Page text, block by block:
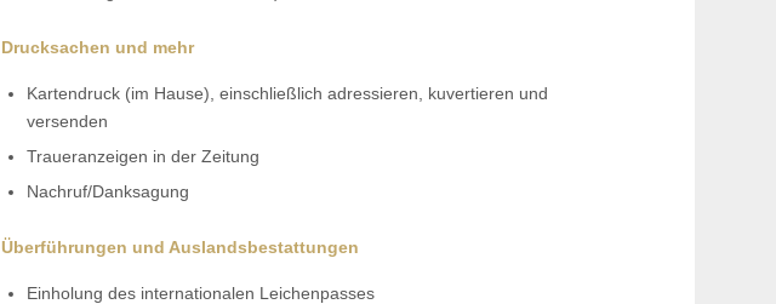
Drucksachen und mehr
Kartendruck (im Hause), einschließlich adressieren, kuvertieren und
versenden
Traueranzeigen in der Zeitung
Nachruf/Danksagung
Überführungen und Auslandsbestattungen
Einholung des internationalen Leichenpasses